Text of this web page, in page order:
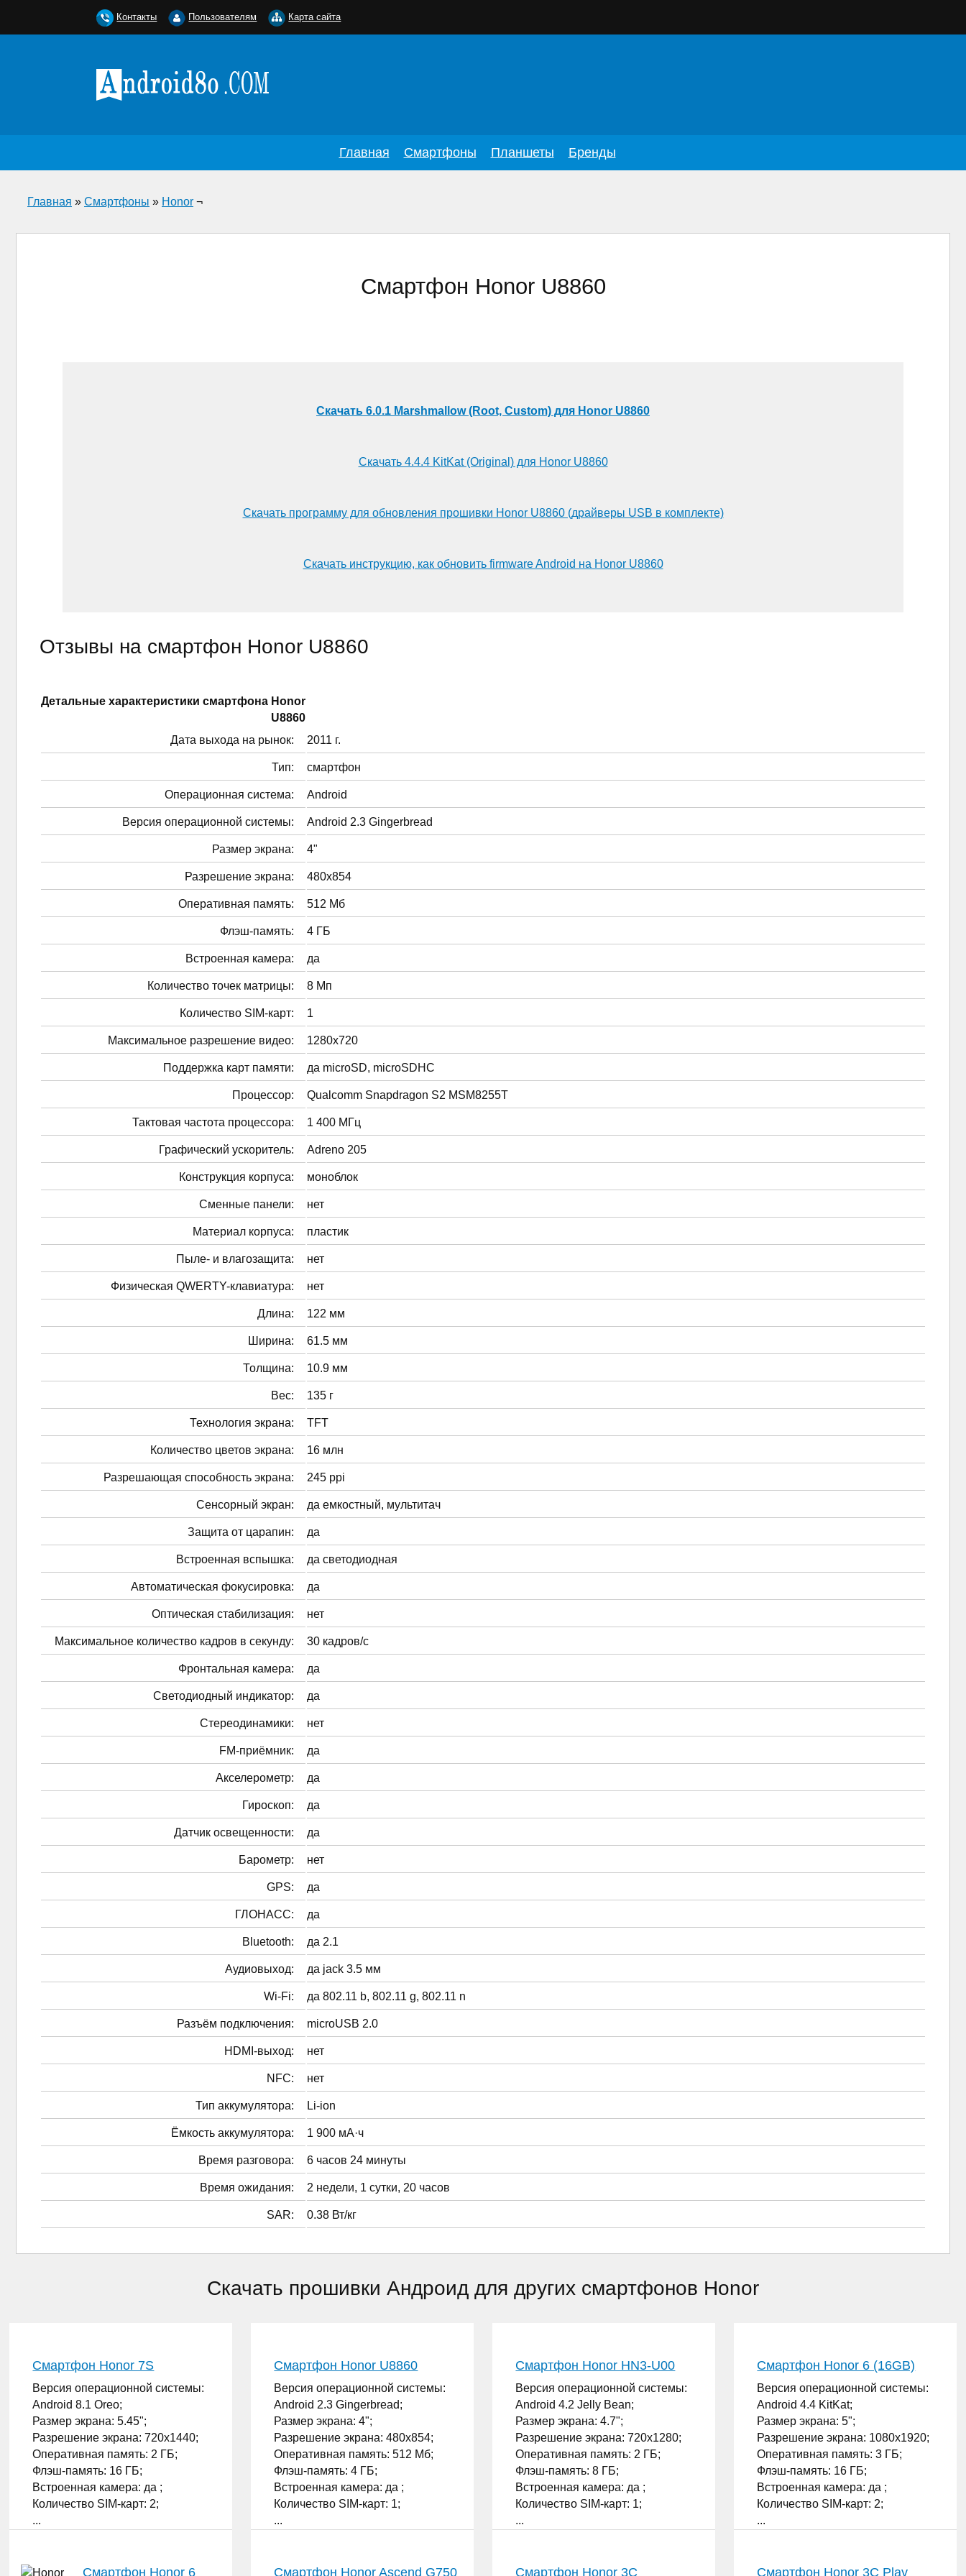
Главная Смартфоны Планшеты Бренды
Главная » Смартфоны » Honor ¬
Смартфон Honor U8860
Скачать 6.0.1 Marshmallow (Root, Custom) для Honor U8860
Скачать 4.4.4 KitKat (Original) для Honor U8860
Скачать программу для обновления прошивки Honor U8860 (драйверы USB в комплекте)
Скачать инструкцию, как обновить firmware Android на Honor U8860
Отзывы на смартфон Honor U8860
Детальные характеристики смартфонa Honor
U8860
Дата выхода на рынок:
2011 г.
Тип: смартфон
Операционная система: Android
Версия операционной системы: Android 2.3 Gingerbread
Размер экрана: 4"
Разрешение экрана: 480x854
Оперативная память: 512 Мб
Флэш-память: 4 ГБ
Встроенная камера: да
Количество точек матрицы: 8 Мп
Количество SIM-карт: 1
Максимальное разрешение видео: 1280x720
Поддержка карт памяти: да microSD, microSDHC
Процессор: Qualcomm Snapdragon S2 MSM8255T
Тактовая частота процессора: 1 400 МГц
Графический ускоритель: Adreno 205
Конструкция корпуса: моноблок
Сменные панели: нет
Материал корпуса: пластик
Пыле- и влагозащита: нет
Физическая QWERTY-клавиатура: нет
Длина: 122 мм
Ширина: 61.5 мм
Толщина: 10.9 мм
Вес: 135 г
Технология экрана: TFT
Количество цветов экрана: 16 млн
Разрешающая способность экрана: 245 ppi
Сенсорный экран: да емкостный, мультитач
Защита от царапин: да
Встроенная вспышка: да светодиодная
Автоматическая фокусировка: да
Оптическая стабилизация: нет
Максимальное количество кадров в секунду: 30 кадров/с
Фронтальная камера: да
Светодиодный индикатор: да
Стереодинамики: нет
FM-приёмник: да
Акселерометр: да
Гироскоп: да
Датчик освещенности: да
Барометр: нет
GPS: да
ГЛОНАСС: да
Bluetooth: да 2.1
Аудиовыход: да jack 3.5 мм
Wi-Fi: да 802.11 b, 802.11 g, 802.11 n
Разъём подключения: microUSB 2.0
HDMI-выход: нет
NFC: нет
Тип аккумулятора: Li-ion
Ёмкость аккумулятора: 1 900 мА·ч
Время разговора: 6 часов 24 минуты
Время ожидания: 2 недели, 1 сутки, 20 часов
SAR: 0.38 Вт/кг
Скачать прошивки Андроид для других смартфонов Honor
Смартфон Honor 7S
Версия операционной системы:
Android 8.1 Oreo;
Размер экрана: 5.45";
Разрешение экрана: 720x1440;
Оперативная память: 2 ГБ;
Флэш-память: 16 ГБ;
Встроенная камера: да ;
Количество SIM-карт: 2;
...
Смартфон Honor U8860
Версия операционной системы:
Android 2.3 Gingerbread;
Размер экрана: 4";
Разрешение экрана: 480x854;
Оперативная память: 512 Мб;
Флэш-память: 4 ГБ;
Встроенная камера: да ;
Количество SIM-карт: 1;
...
Смартфон Honor HN3-U00
Версия операционной системы:
Android 4.2 Jelly Bean;
Размер экрана: 4.7";
Разрешение экрана: 720x1280;
Оперативная память: 2 ГБ;
Флэш-память: 8 ГБ;
Встроенная камера: да ;
Количество SIM-карт: 1;
...
Смартфон Honor 6 (16GB)
Версия операционной системы:
Android 4.4 KitKat;
Размер экрана: 5";
Разрешение экрана: 1080x1920;
Оперативная память: 3 ГБ;
Флэш-память: 16 ГБ;
Встроенная камера: да ;
Количество SIM-карт: 2;
...
Смартфон Honor 6 Смартфон Honor Ascend G750 Смартфон Honor 3C Смартфон Honor 3C Play
Контакты Пользователям Карта сайта